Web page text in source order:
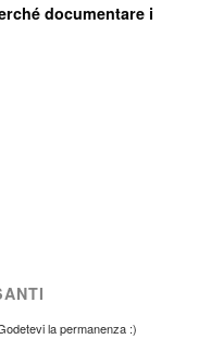
documentare i
la permanenza :)